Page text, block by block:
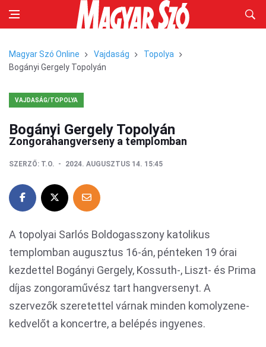
Magyar Szó Online Vajdaság
Topolya
Bogányi Gergely Topolyán
VAJDASÁG/TOPOLYA
Bogányi Gergely Topolyán
Zongorahangverseny a templomban
SZERZŐ: T.O. 2024. AUGUSZTUS 14. 15:45
A topolyai Sarlós Boldogasszony katolikus
templomban augusztus 16-án, pénteken 19 órai
kezdettel Bogányi Gergely, Kossuth-, Liszt- és Prima
díjas zongoraművész tart hangversenyt. A
szervezők szeretettel várnak minden komolyzene-
kedvelőt a koncertre, a belépés ingyenes.